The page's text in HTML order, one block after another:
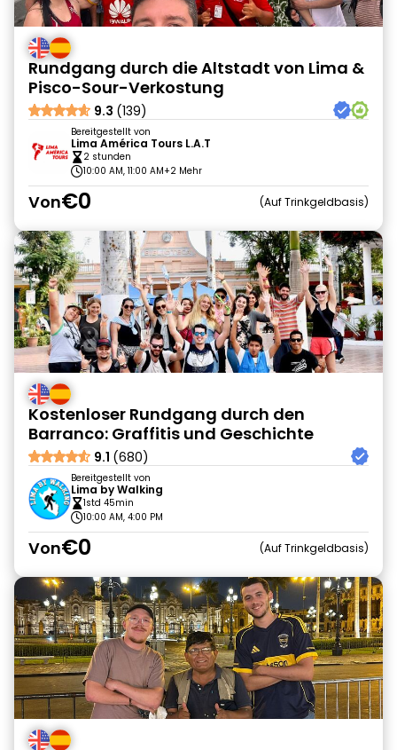
Rundgang durch die Altstadt von Lima &
Pisco-Sour-Verkostung
9.3 (139)
Bereitgestellt von
Lima América Tours L.A.T
2 stunden
10:00 AM, 11:00 AM+2 Mehr
Von€0 Auf Trinkgeldbasis
Kostenloser Rundgang durch den
Barranco: Graffitis und Geschichte
9.1 (680)
Bereitgestellt von
Lima by Walking
1std 45min
10:00 AM, 4:00 PM
Von€0 Auf Trinkgeldbasis